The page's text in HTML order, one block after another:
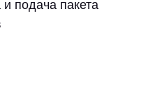
и подача пакета